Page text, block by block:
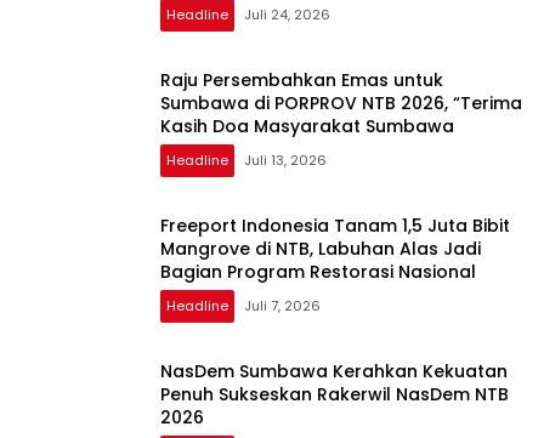
Headline Juli 24, 2026
Raju Persembahkan Emas untuk
Sumbawa di PORPROV NTB 2026, “Terima
Kasih Doa Masyarakat Sumbawa
Headline Juli 13, 2026
Freeport Indonesia Tanam 1,5 Juta Bibit
Mangrove di NTB, Labuhan Alas Jadi
Bagian Program Restorasi Nasional
Headline Juli 7, 2026
NasDem Sumbawa Kerahkan Kekuatan
Penuh Sukseskan Rakerwil NasDem NTB
2026